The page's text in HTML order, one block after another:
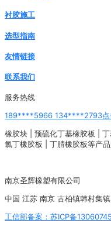
衬胶施工
选型指南
友情链接
联系我们
服务热线
189****5966 134****2793点
橡胶块 | 预硫化丁基橡胶板 |
氯丁橡胶板 | 丁腈橡胶板等产品
南京圣辉橡塑有限公司
中国 江苏 南京 古柏镇韩村集
工信部备案：苏ICP备